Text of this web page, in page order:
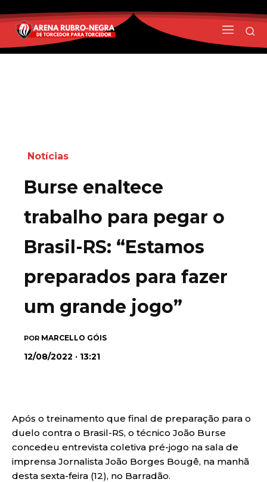
Notícias
Burse enaltece
trabalho para pegar o
Brasil-RS: “Estamos
preparados para fazer
um grande jogo”
POR MARCELLO GÓIS
12/08/2022 · 13:21
Após o treinamento que final de preparação para o
duelo contra o Brasil-RS, o técnico João Burse
concedeu entrevista coletiva pré-jogo na sala de
imprensa Jornalista João Borges Bougê, na manhã
desta sexta-feira (12), no Barradão.